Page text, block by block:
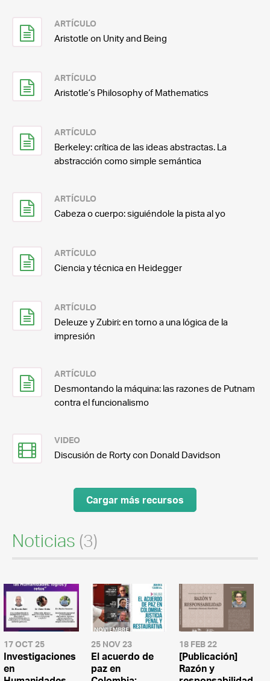
ARTÍCULO
Aristotle on Unity and Being
ARTÍCULO
Aristotle’s Philosophy of Mathematics
ARTÍCULO
Berkeley: crítica de las ideas abstractas. La
abstracción como simple semántica
ARTÍCULO
Cabeza o cuerpo: siguiéndole la pista al yo
ARTÍCULO
Ciencia y técnica en Heidegger
ARTÍCULO
Deleuze y Zubiri: en torno a una lógica de la
impresión
ARTÍCULO
Desmontando la máquina: las razones de Putnam
contra el funcionalismo
VIDEO
Discusión de Rorty con Donald Davidson
Cargar más recursos
Noticias (3)
17 OCT 25
Investigaciones
en
25 NOV 23
El acuerdo de
paz en
18 FEB 22
[Publicación]
Razón y